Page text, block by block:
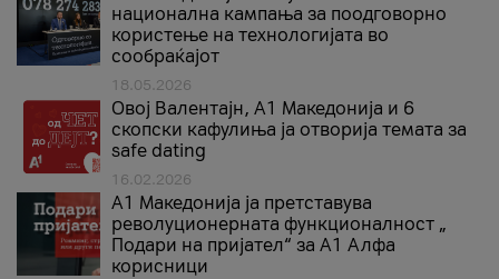
национална кампања за поодговорно
користење на технологијата во
сообраќајот
18.05.2026
Овој Валентајн, A1 Македонија и 6
скопски кафулиња ја отворија темата за
safe dating
16.02.2026
А1 Македонија ја претставува
револуционерната функционалност „
Подари на пријател“ за А1 Алфа
корисници